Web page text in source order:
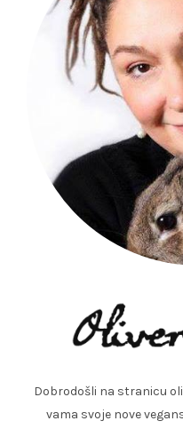
Dobrodošli na stranicu
vama svoje nove